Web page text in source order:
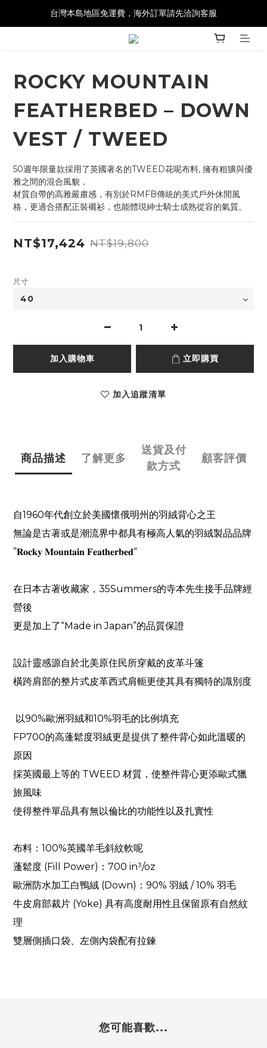
台灣本島地區免運費，海外訂單請先洽詢客服
ROCKY MOUNTAIN
FEATHERBED – DOWN
VEST / TWEED
50週年限量款採用了英國著名的TWEED花呢布料, 擁有粗獷與優
雅之間的混合風貌，
材質自帶的高雅嚴肅感，有別於RMFB傳統的美式戶外休閒風
格，更適合搭配正裝襯衫，也能體現紳士騎士成熟從容的氣質。
NT$17,424 NT$19,800
尺寸
加入購物車 立即購買
加入追蹤清單
商品描述 了解更多
送貨及付
款方式
顧客評價
自1960年代創立於美國懷俄明州的羽絨背心之王
無論是古著或是潮流界中都具有極高人氣的羽絨製品品牌
”𝐑𝐨𝐜𝐤𝐲 𝐌𝐨𝐮𝐧𝐭𝐚𝐢𝐧 𝐅𝐞𝐚𝐭𝐡𝐞𝐫𝐛𝐞𝐝“
在日本古著收藏家， 35Summers的寺本先生接手品牌經
營後
更是加上了“Made in Japan”的品質保證
設計靈感源自於北美原住民所穿戴的皮革斗篷
橫跨肩部的整片式皮革西式肩軛更使其具有獨特的識別度
以90%歐洲羽絨和10%羽毛的比例填充
FP700的高蓬鬆度羽絨更是提供了整件背心如此溫暖的
原因
採英國最上等的 TWEED 材質，使整件背心更添歐式獵
旅風味
使得整件單品具有無以倫比的功能性以及扎實性
布料： 100%英國羊毛斜紋軟呢
蓬鬆度 (Fill Power) ： 700 in³/oz
歐洲防水加工白鴨絨 (Down) ： 90% 羽絨 / 10% 羽毛
牛皮肩部裁片 (Yoke) 具有高度耐用性且保留原有自然紋
理
雙層側插口袋、左側內袋配有拉鍊
您可能喜歡...